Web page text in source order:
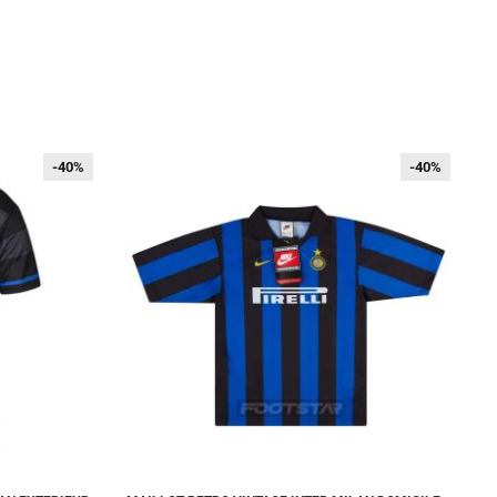
-40%
-40% -40%
-40%